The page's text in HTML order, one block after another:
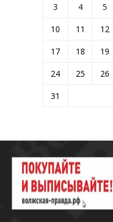
3
4 5
10
11 12
17
18 19
24
25 26
31